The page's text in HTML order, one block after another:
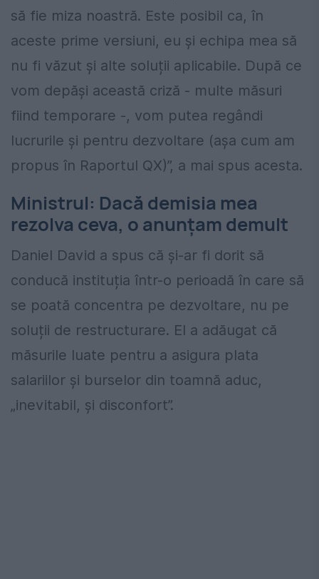
să fie miza noastră. Este posibil ca, în
aceste prime versiuni, eu și echipa mea să
nu fi văzut și alte soluții aplicabile. După ce
vom depăși această criză - multe măsuri
fiind temporare -, vom putea regândi
lucrurile și pentru dezvoltare (așa cum am
propus în Raportul QX)”, a mai spus acesta.
Ministrul: Dacă demisia mea
rezolva ceva, o anunțam demult
Daniel David a spus că și-ar fi dorit să
conducă instituția într-o perioadă în care să
se poată concentra pe dezvoltare, nu pe
soluții de restructurare. El a adăugat că
măsurile luate pentru a asigura plata
salariilor și burselor din toamnă aduc,
„inevitabil, și disconfort”.